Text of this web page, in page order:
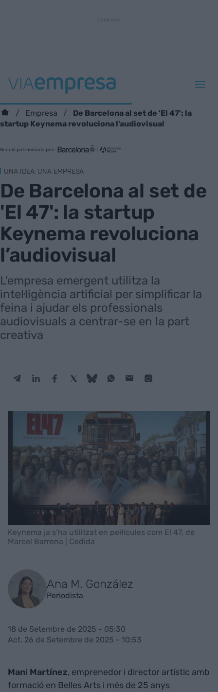
Empresa
De Barcelona al set de 'El 47': la
startup Keynema revoluciona l’audiovisual
Secció patrocinada per:
UNA IDEA, UNA EMPRESA
De Barcelona al set de
'El 47': la startup
Keynema revoluciona
l’audiovisual
L'empresa emergent utilitza la
intel·ligència artificial per simplificar la
feina i ajudar els professionals
audiovisuals a centrar-se en la part
creativa
Keynema ja s’ha utilitzat en pel·lícules com El 47, de
Marcel Barrena | Cedida
Ana M. González
Periodista
18 de Setembre de 2025 - 05:30
Act. 26 de Setembre de 2025 - 10:53
Mani Martínez, emprenedor i director artístic amb
formació en Belles Arts i més de 25 anys